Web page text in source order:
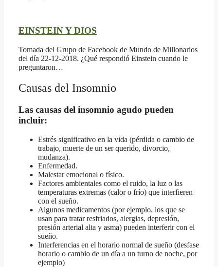
EINSTEIN Y DIOS
Tomada del Grupo de Facebook de Mundo de Millonarios
del día 22-12-2018. ¿Qué respondió Einstein cuando le
preguntaron…
Causas del Insomnio
Las causas del insomnio agudo pueden
incluir:
Estrés significativo en la vida (pérdida o cambio de
trabajo, muerte de un ser querido, divorcio,
mudanza).
Enfermedad.
Malestar emocional o físico.
Factores ambientales como el ruido, la luz o las
temperaturas extremas (calor o frío) que interfieren
con el sueño.
Algunos medicamentos (por ejemplo, los que se
usan para tratar resfriados, alergias, depresión,
presión arterial alta y asma) pueden interferir con el
sueño.
Interferencias en el horario normal de sueño (desfase
horario o cambio de un día a un turno de noche, por
ejemplo)